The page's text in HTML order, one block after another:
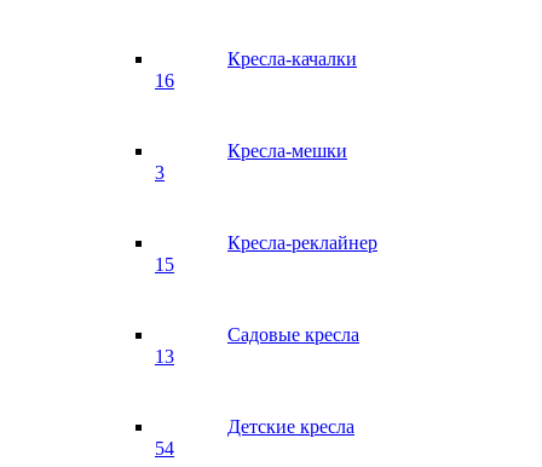
Кресла-качалки
16
Кресла-мешки
3
Кресла-реклайнер
15
Садовые кресла
13
Детские кресла
54